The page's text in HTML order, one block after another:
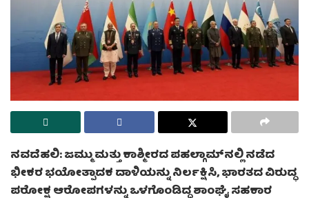
ನವದೆಹಲಿ: ಜಮ್ಮು ಮತ್ತು ಕಾಶ್ಮೀರದ ಪಹಲ್ಗಾಮ್‌ನಲ್ಲಿ ನಡೆದ
ಭೀಕರ ಭಯೋತ್ಪಾದಕ ದಾಳಿಯನ್ನು ನಿರ್ಲಕ್ಷಿಸಿ, ಭಾರತದ ವಿರುದ್ಧ
ಪರೋಕ್ಷ ಆರೋಪಗಳನ್ನು ಒಳಗೊಂಡಿದ್ದ ಶಾಂಘೈ ಸಹಕಾರ